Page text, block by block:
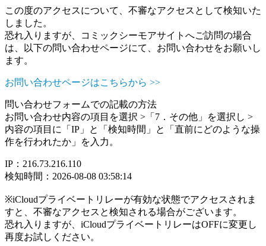
この度のアクセスについて、不審なアクセスとして検知いた
しました。
恐れ入りますが、コミックシーモアサイトへご訪問の場合
は、以下の問い合わせページにて、お問い合わせをお願いし
ます。
お問い合わせページはこちらから >>
問い合わせフォームでの記載の方法
お問い合わせ内容の項目を選択 >「7．その他」を選択し >
内容の項目に「IP」と「検知時間」と「直前にどのような操
作を行われたか」を入力。
IP：216.73.216.110
検知時間：2026-08-08 03:58:14
※iCloudプライベートリレーが有効な状態でアクセスされま
すと、不審なアクセスと検知される場合がございます。
恐れ入りますが、iCloudプライベートリレーはOFFに変更し
再度お試しください。